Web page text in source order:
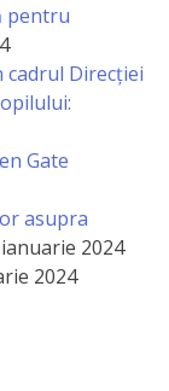
pentru
Direcției
Gate
asupra
2024
2024